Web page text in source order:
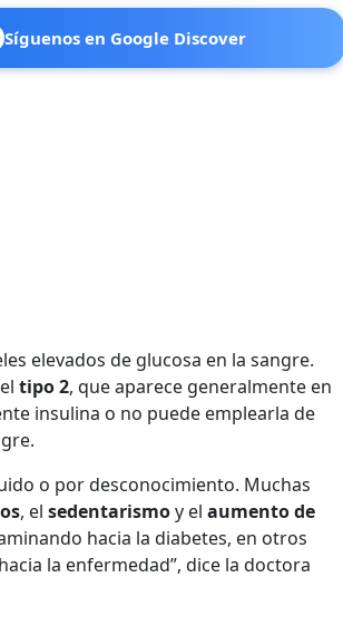
Síguenos en Google Discover
elevados de glucosa en la sangre.
tipo 2, que aparece generalmente en
insulina o no puede emplearla de
o por desconocimiento. Muchas
, el sedentarismoy el aumento de
hacia la diabetes, en otros
la enfermedad”, dice la doctora